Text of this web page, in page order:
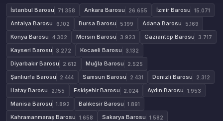
İstanbul Barosu
71.358 Ankara Barosu 26.655 İzmir Barosu 15.071
Antalya Barosu 6.102 Bursa Barosu 5.199 Adana Barosu 5.169
Konya Barosu 4.302 Mersin Barosu 3.923 Gaziantep Barosu 3.717
Kayseri Barosu 3.272 Kocaeli Barosu 3.132
Diyarbakır Barosu 2.612 Muğla Barosu 2.525
Şanlıurfa Barosu 2.444 Samsun Barosu 2.431 Denizli Barosu 2.312
Hatay Barosu 2.155 Eskişehir Barosu 2.024 Aydın Barosu 1.953
Manisa Barosu 1.892 Balıkesir Barosu 1.891
Kahramanmaraş Barosu 1.658 Sakarya Barosu 1.582